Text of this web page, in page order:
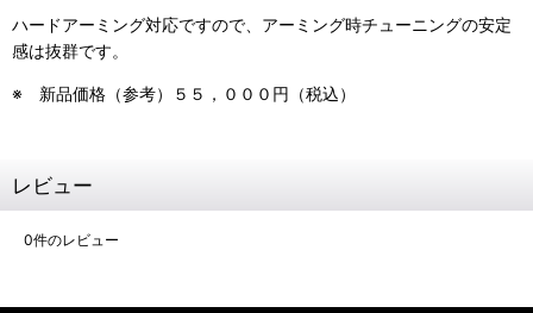
ハードアーミング対応ですので、アーミング時チューニングの安定
感は抜群です。
※ 新品価格（参考）５５，０００円（税込）
レビュー
0件のレビュー